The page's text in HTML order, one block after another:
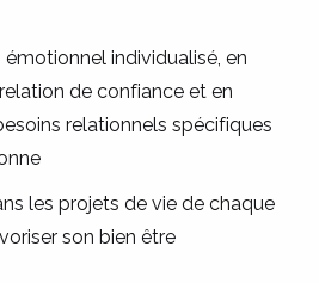
individualisé, en
de confiance et en
relationnels spécifiques
les projets de vie de chaque
son bien être